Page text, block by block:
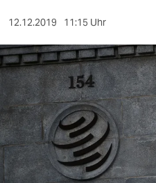
kultur
sport
berlin
nord
wahrheit
verlag
12.12.2019 11:15 Uhr